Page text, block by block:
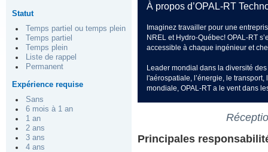
Statut
Temps partiel ou temps plein
Temps partiel
Temps plein
Liste de rappel
Permanent
Expérience requise
Sans
6 mois à 1 an
1 an
2 ans
3 ans
4 ans
À propos d’OPAL-RT
Imaginez travailler pour une
NREL et Hydro-Québec! OPAL-RT
accessible à chaque ingénieur et
Leader mondial dans la diversité
l'aérospatiale, l’énergie, le
mondiale, OPAL-RT a le vent dans
Principales